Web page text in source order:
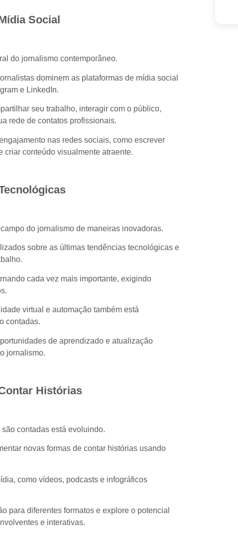
Social
do jornalismo contemporâneo.
dominem as plataformas de mídia social
e LinkedIn.
seu trabalho, interagir com o público,
rede de contatos profissionais.
nas redes sociais, como escrever
criar conteúdo visualmente atraente.
do jornalismo de maneiras inovadoras.
sobre as últimas tendências tecnológicas e
cada vez mais importante, exigindo
virtual e automação também está
contadas.
de aprendizado e atualização
jornalismo.
Histórias
contadas está evoluindo.
novas formas de contar histórias usando
como vídeos, podcasts e infográficos
para diferentes formatos e explore o potencial
e interativas.